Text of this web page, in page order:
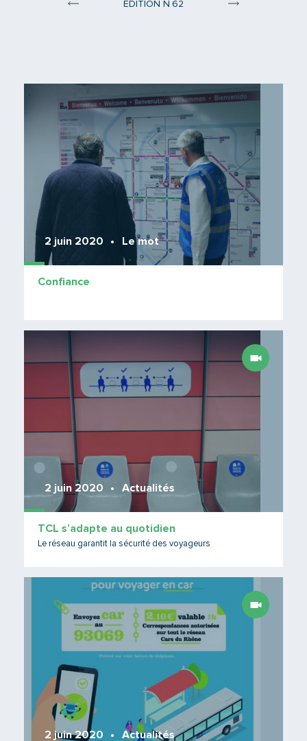
ÉDITION N 62
2 juin 2020 Le mot
Confiance
2 juin 2020 Actualités
TCL s’adapte au quotidien
Le réseau garantit la sécurité des voyageurs
2 juin 2020 Actualités